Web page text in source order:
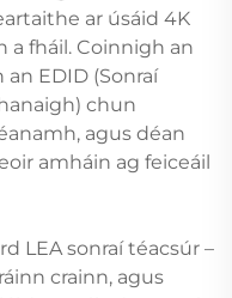
ar úsáid 4K
a fháil. Coinnigh an
EDID (Sonraí
chun
agus déan
amháin ag feiceáil
LEA sonraí téacsúr –
crainn, agus